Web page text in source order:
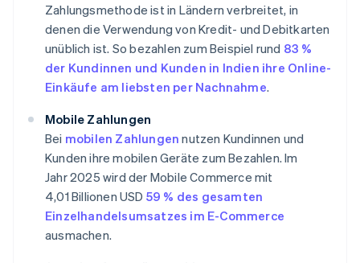
Zahlungsmethode ist in Ländern verbreitet, in
denen die Verwendung von Kredit- und Debitkarten
unüblich ist. So bezahlen zum Beispiel rund 83 %
der Kundinnen und Kunden in Indien ihre Online-
Einkäufe am liebsten per Nachnahme.
Mobile Zahlungen
Bei mobilen Zahlungen nutzen Kundinnen und
Kunden ihre mobilen Geräte zum Bezahlen. Im
Jahr 2025 wird der Mobile Commerce mit
4,01 Billionen USD 59 % des gesamten
Einzelhandelsumsatzes im E-Commerce
ausmachen.